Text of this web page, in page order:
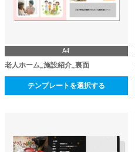
A4
老人ホーム_施設紹介_裏面
テンプレートを選択する